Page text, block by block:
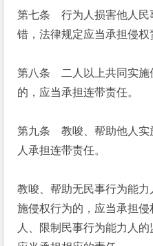
第七条　行为人损害他人
错，法律规定应当承担侵权
第八条　二人以上共同实
的，应当承担连带责任。
第九条　教唆、帮助他人
人承担连带责任。
教唆、帮助无民事行为能
施侵权行为的，应当承担
人、限制民事行为能力人